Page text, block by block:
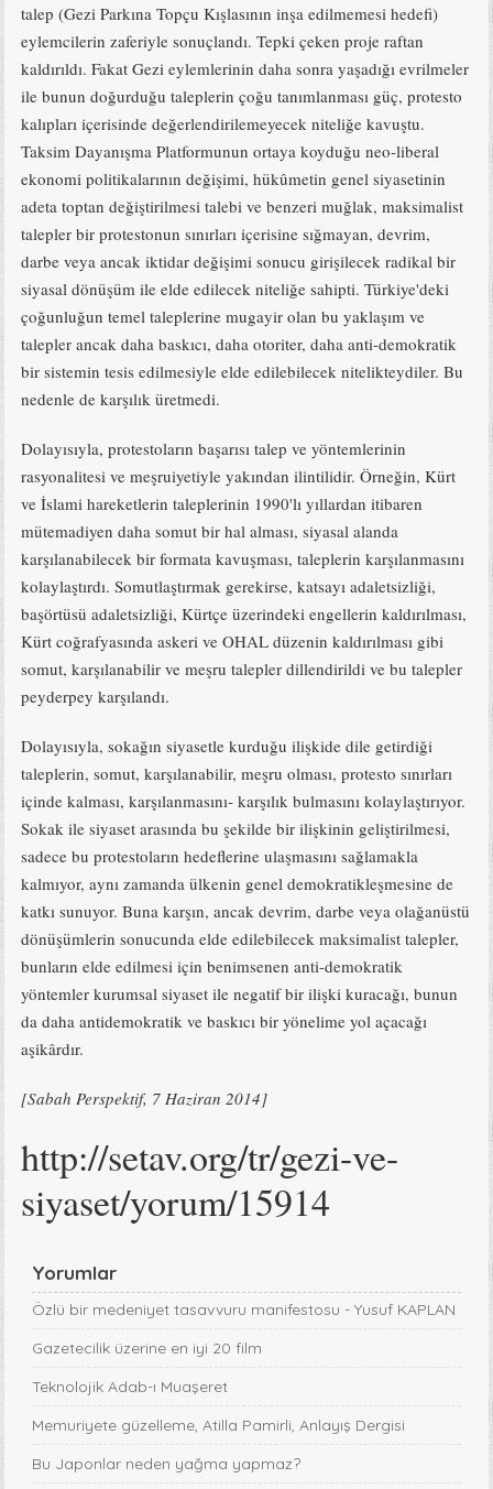
talep (Gezi Parkına Topçu Kışlasının inşa edilmemesi hedefi)
eylemcilerin zaferiyle sonuçlandı. Tepki çeken proje raftan
kaldırıldı. Fakat Gezi eylemlerinin daha sonra yaşadığı evrilmeler
ile bunun doğurduğu taleplerin çoğu tanımlanması güç, protesto
kalıpları içerisinde değerlendirilemeyecek niteliğe kavuştu.
Taksim Dayanışma Platformunun ortaya koyduğu neo-liberal
ekonomi politikalarının değişimi, hükûmetin genel siyasetinin
adeta toptan değiştirilmesi talebi ve benzeri muğlak, maksimalist
talepler bir protestonun sınırları içerisine sığmayan, devrim,
darbe veya ancak iktidar değişimi sonucu girişilecek radikal bir
siyasal dönüşüm ile elde edilecek niteliğe sahipti. Türkiye'deki
çoğunluğun temel taleplerine mugayir olan bu yaklaşım ve
talepler ancak daha baskıcı, daha otoriter, daha anti-demokratik
bir sistemin tesis edilmesiyle elde edilebilecek nitelikteydiler. Bu
nedenle de karşılık üretmedi.
Dolayısıyla, protestoların başarısı talep ve yöntemlerinin
rasyonalitesi ve meşruiyetiyle yakından ilintilidir. Örneğin, Kürt
ve İslami hareketlerin taleplerinin 1990'lı yıllardan itibaren
mütemadiyen daha somut bir hal alması, siyasal alanda
karşılanabilecek bir formata kavuşması, taleplerin karşılanmasını
kolaylaştırdı. Somutlaştırmak gerekirse, katsayı adaletsizliği,
başörtüsü adaletsizliği, Kürtçe üzerindeki engellerin kaldırılması,
Kürt coğrafyasında askeri ve OHAL düzenin kaldırılması gibi
somut, karşılanabilir ve meşru talepler dillendirildi ve bu talepler
peyderpey karşılandı.
Dolayısıyla, sokağın siyasetle kurduğu ilişkide dile getirdiği
taleplerin, somut, karşılanabilir, meşru olması, protesto sınırları
içinde kalması, karşılanmasını- karşılık bulmasını kolaylaştırıyor.
Sokak ile siyaset arasında bu şekilde bir ilişkinin geliştirilmesi,
sadece bu protestoların hedeflerine ulaşmasını sağlamakla
kalmıyor, aynı zamanda ülkenin genel demokratikleşmesine de
katkı sunuyor. Buna karşın, ancak devrim, darbe veya olağanüstü
dönüşümlerin sonucunda elde edilebilecek maksimalist talepler,
bunların elde edilmesi için benimsenen anti-demokratik
yöntemler kurumsal siyaset ile negatif bir ilişki kuracağı, bunun
da daha antidemokratik ve baskıcı bir yönelime yol açacağı
aşikârdır.
[Sabah Perspektif, 7 Haziran 2014]
http://setav.org/tr/gezi-ve-
siyaset/yorum/15914
Yorumlar
Özlü bir medeniyet tasavvuru manifestosu - Yusuf KAPLAN
Gazetecilik üzerine en iyi 20 film
Teknolojik Adab-ı Muaşeret
Memuriyete güzelleme, Atilla Pamirli, Anlayış Dergisi
Bu Japonlar neden yağma yapmaz?